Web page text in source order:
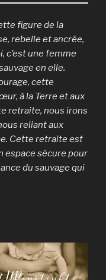
figure de la
rebelle et ancrée,
c’est une femme
en elle.
cette
à la Terre et aux
retraite, nous irons
reliant aux
Cette retraite est
espace sécure pour
du sauvage qui